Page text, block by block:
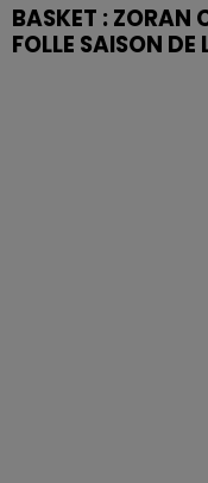
BASKET : ZORAN
FOLLE SAISON DE